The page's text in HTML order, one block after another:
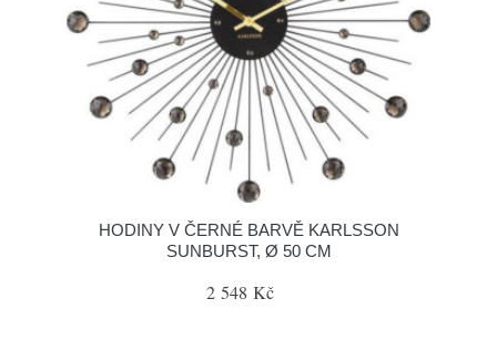
HODINY V ČERNÉ BARVĚ KARLSSON
SUNBURST, Ø 50 CM
2 548 Kč